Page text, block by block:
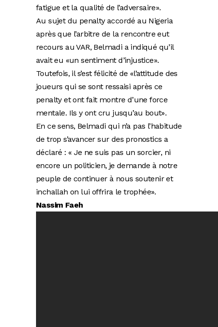
fatigue et la qualité de l’adversaire».
Au sujet du penalty accordé au Nigeria
après que l’arbitre de la rencontre eut
recours au VAR, Belmadi a indiqué qu’il
avait eu «un sentiment d’injustice».
Toutefois, il s’est félicité de «l’attitude des
joueurs qui se sont ressaisi après ce
penalty et ont fait montre d’une force
mentale. Ils y ont cru jusqu’au bout».
En ce sens, Belmadi qui n’a pas l’habitude
de trop s’avancer sur des pronostics a
déclaré : « Je ne suis pas un sorcier, ni
encore un politicien, je demande à notre
peuple de continuer à nous soutenir et
inchallah on lui offrira le trophée».
Nassim Faeh